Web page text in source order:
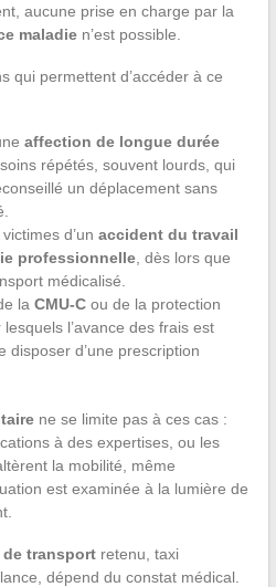
aucune prise en charge par la
maladien’est possible.
qui permettent d’accéder à ce
affection de longue durée
répétés, souvent lourds, qui
un déplacement sans
d’un accident du travail
professionnelle, dès lors que
médicalisé.
la CMU-Cou de la protection
l’avance des frais est
disposer d’une prescription
ne se limite pas à ces cas :
à des expertises, ou les
la mobilité, même
est examinée à la lumière de
de transportretenu, taxi
dépend du constat médical.